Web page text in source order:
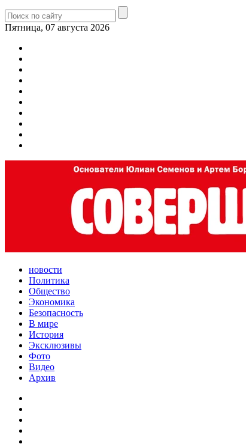
Пятница, 07 августа 2026
новости
Политика
Общество
Экономика
Безопасность
В мире
История
Эксклюзивы
Фото
Видео
Архив